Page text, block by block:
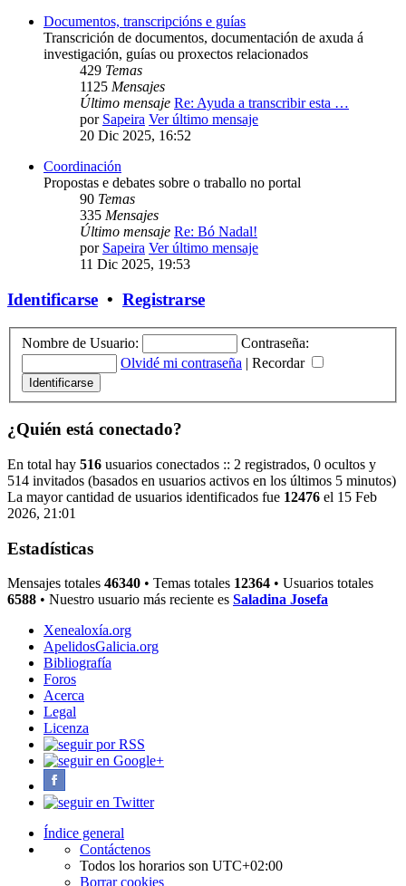
Documentos, transcripcións e guías
Transcrición de documentos, documentación de axuda á
investigación, guías ou proxectos relacionados
429 Temas
1125 Mensajes
Último mensaje Re: Ayuda a transcribir esta …
por Sapeira Ver último mensaje
20 Dic 2025, 16:52
Coordinación
Propostas e debates sobre o traballo no portal
90 Temas
335 Mensajes
Último mensaje Re: Bó Nadal!
por Sapeira Ver último mensaje
11 Dic 2025, 19:53
Identificarse • Registrarse
Nombre de Usuario:
Contraseña:
Olvidé mi contraseña | Recordar
¿Quién está conectado?
En total hay 516 usuarios conectados :: 2 registrados, 0 ocultos y
514 invitados (basados en usuarios activos en los últimos 5 minutos)
La mayor cantidad de usuarios identificados fue 12476 el 15 Feb
2026, 21:01
Estadísticas
Mensajes totales 46340 • Temas totales 12364 • Usuarios totales
6588 • Nuestro usuario más reciente es Saladina Josefa
Xenealoxía.org
ApelidosGalicia.org
Bibliografía
Foros
Acerca
Legal
Licenza
Índice general
Contáctenos
Todos los horarios son UTC+02:00
Borrar cookies